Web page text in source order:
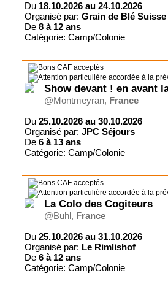
Du 18.10.2026 au 24.10.2026
Organisé par: Grain de Blé Suisse
De 8 à 12 ans
Catégorie: Camp/Colonie
Show devant ! en avant
@Montmeyran, France
Du 25.10.2026 au 30.10.2026
Organisé par: JPC Séjours
De 6 à 13 ans
Catégorie: Camp/Colonie
La Colo des Cogiteurs
@Buhl, France
Du 25.10.2026 au 31.10.2026
Organisé par: Le Rimlishof
De 6 à 12 ans
Catégorie: Camp/Colonie